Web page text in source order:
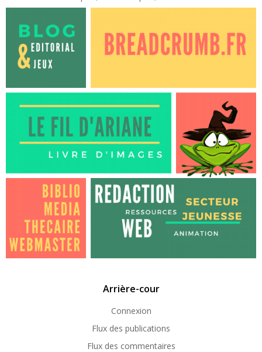
Arrière-cour
Connexion
Flux des publications
Flux des commentaires